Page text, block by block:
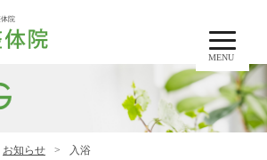
MENU
院
お知らせ 入浴